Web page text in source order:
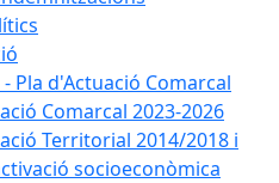
Pla d'Actuació Comarcal
Comarcal 2023-2026
Territorial 2014/2018 i
socioeconòmica